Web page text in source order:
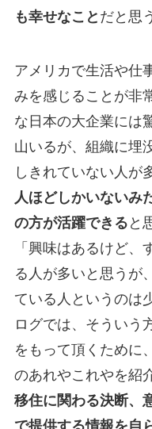
も幸せなこと だと思
アメリカで生活や仕
みを感じることが非
な日本の大企業には
山いるが、組織に埋
しきれていない人が
人ほどしかいないみ
の方が活躍できる と
「興味はあるけど
る人が多いと思うが
ている人というのは
ログでは、そういう
をもって頂くために
のあれやこれやを紹
移住に関わる決断、
で提供する情報を自